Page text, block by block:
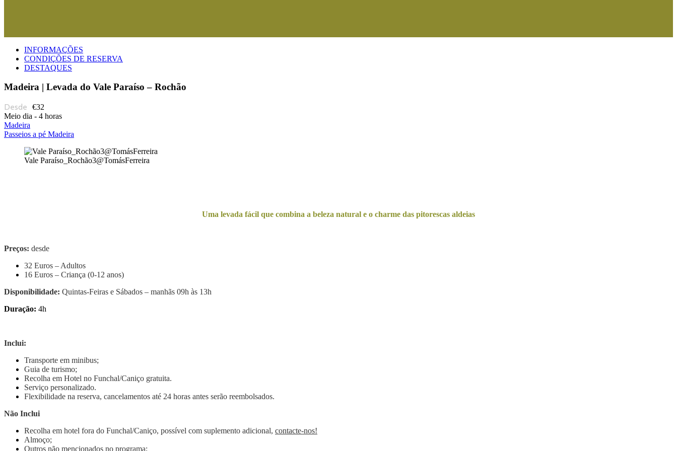
INFORMAÇÕES
CONDIÇÕES DE RESERVA
DESTAQUES
Madeira | Levada do Vale Paraíso – Rochão
€32
Meio dia - 4 horas
Madeira
Passeios a pé Madeira
Vale Paraíso_Rochão3@TomásFerreira
Uma levada fácil que combina a beleza natural e o charme das pitorescas aldeias
Preços: desde
32 Euros – Adultos
16 Euros – Criança (0-12 anos)
Disponibilidade: Quintas-Feiras e Sábados – manhãs 09h às 13h
Duração: 4h
Inclui:
Transporte em minibus;
Guia de turismo;
Recolha em Hotel no Funchal/Caniço gratuita.
Serviço personalizado.
Flexibilidade na reserva, cancelamentos até 24 horas antes serão reembolsados.
Não Inclui
Recolha em hotel fora do Funchal/Caniço, possível com suplemento adicional, contacte-nos!
Almoço;
Outros não mencionados no programa;